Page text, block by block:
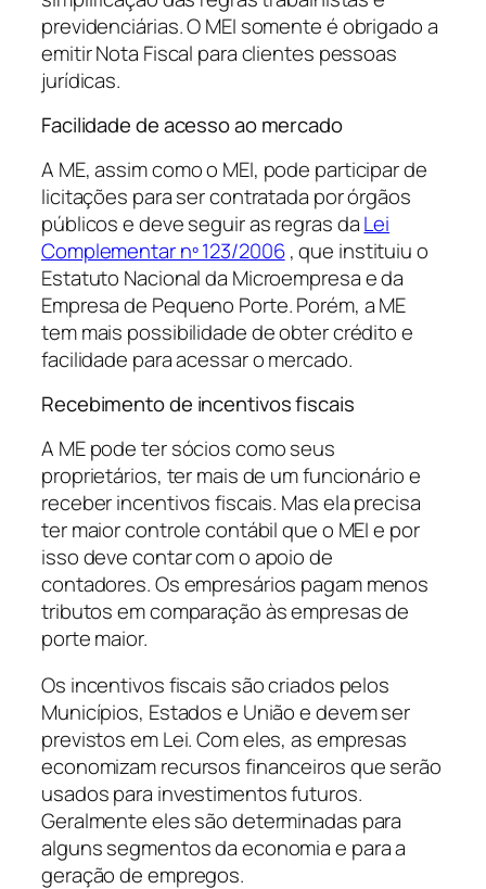
previdenciárias. O MEI somente é obrigado a
emitir Nota Fiscal para clientes pessoas
jurídicas.
Facilidade de acesso ao mercado
A ME, assim como o MEI, pode participar de
licitações para ser contratada por órgãos
públicos e deve seguir as regras daLei
Complementar nº 123/2006, que instituiu o
Estatuto Nacional da Microempresa e da
Empresa de Pequeno Porte. Porém, a ME
tem mais possibilidade de obter crédito e
facilidade para acessar o mercado.
Recebimento de incentivos fiscais
A ME pode ter sócios como seus
proprietários, ter mais de um funcionário e
receber incentivos fiscais. Mas ela precisa
ter maior controle contábil que o MEI e por
isso deve contar com o apoio de
contadores. Os empresários pagam menos
tributos em comparação às empresas de
porte maior.
Os incentivos fiscais são criados pelos
Municípios, Estados e União e devem ser
previstos em Lei. Com eles, as empresas
economizam recursos financeiros que serão
usados para investimentos futuros.
Geralmente eles são determinadas para
alguns segmentos da economia e para a
geração de empregos.